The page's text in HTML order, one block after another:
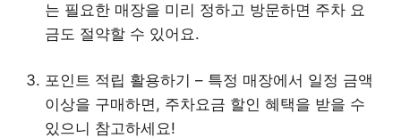
는 필요한 매장을 미리 정하고 방문하면 주차 요
금도 절약할 수 있어요.
포인트 적립 활용하기 – 특정 매장에서 일정 금액
이상을 구매하면, 주차요금 할인 혜택을 받을 수
있으니 참고하세요!